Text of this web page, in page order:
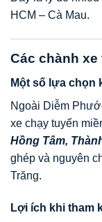
HCM – Cà Mau.
Các chành
Một số lựa chọn
Ngoài Diễm
xe chạy tuyến
Hồng Tâm,
ghép và nguyên
Trăng.
Lợi ích khi tham